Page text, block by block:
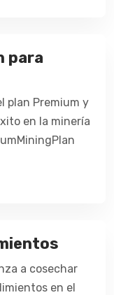
para
plan Premium y
en la minería
a cosechar
en el